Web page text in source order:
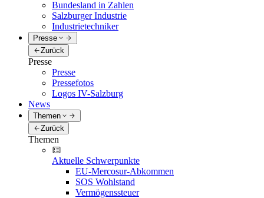
Bundesland in Zahlen
Salzburger Industrie
Industrietechniker
Presse
Zurück
Presse
Presse
Pressefotos
Logos IV-Salzburg
News
Themen
Zurück
Themen
Aktuelle Schwerpunkte
EU-Mercosur-Abkommen
SOS Wohlstand
Vermögenssteuer